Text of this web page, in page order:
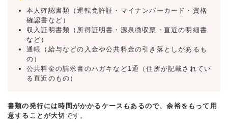
本人確認書類（運転免許証・マイナンバーカード・資格
確認書など）
収入証明書類（所得証明書・源泉徴収票・直近の明細書
など）
通帳（給与などの入金や公共料金の引き落としがあるも
の）
公共料金の請求書のハガキなど1通（住所が記載されてい
る直近のもの）
書類の発行には時間がかかるケースもあるので、余裕をもって用
意することが大切 です。